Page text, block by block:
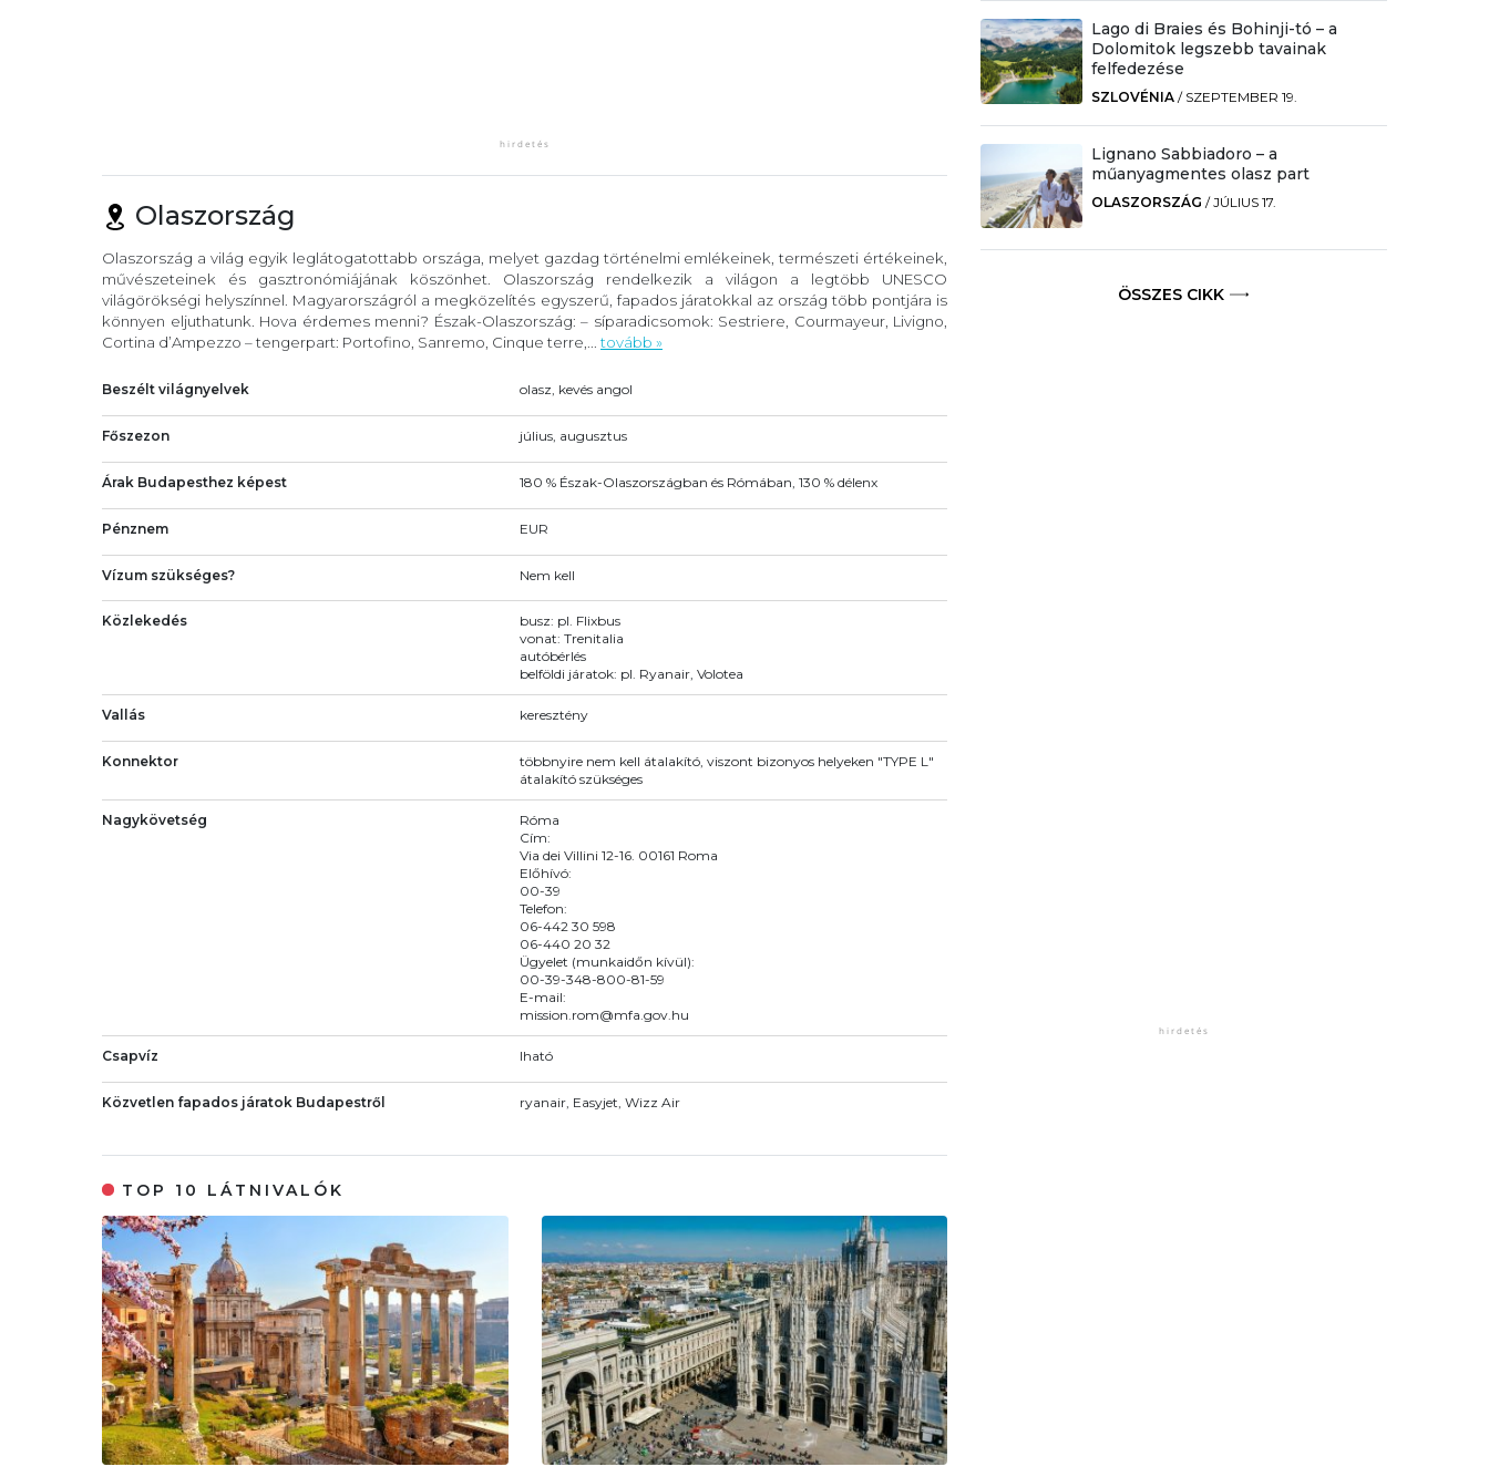
Olaszország
Olaszország a világ egyik leglátogatottabb országa, melyet gazdag történelmi emlékeinek, természeti értékeinek,
művészeteinek és gasztronómiájának köszönhet. Olaszország rendelkezik a világon a legtöbb UNESCO
világörökségi helyszínnel. Magyarországról a megközelítés egyszerű, fapados járatokkal az ország több pontjára is
könnyen eljuthatunk. Hova érdemes menni? Észak-Olaszország: – síparadicsomok: Sestriere, Courmayeur, Livigno,
Cortina d’Ampezzo – tengerpart: Portofino, Sanremo, Cinque terre,... tovább »
Beszélt világnyelvek olasz, kevés angol
Főszezon július, augusztus
Árak Budapesthez képest 180 % Észak-Olaszországban és Rómában, 130 % délenx
Pénznem EUR
Vízum szükséges? Nem kell
Közlekedés
busz: pl. Flixbus
vonat: Trenitalia
autóbérlés
belföldi járatok: pl. Ryanair, Volotea
Vallás keresztény
Konnektor
többnyire nem kell átalakító, viszont bizonyos helyeken "TYPE L"
átalakító szükséges
Nagykövetség
Róma
Cím:
Via dei Villini 12-16. 00161 Roma
Előhívó:
00-39
Telefon:
06-442 30 598
06-440 20 32
Ügyelet (munkaidőn kívül):
00-39-348-800-81-59
E-mail:
mission.rom@mfa.gov.hu
Csapvíz Iható
Közvetlen fapados járatok Budapestről ryanair, Easyjet, Wizz Air
TOP 10 LÁTNIVALÓK
Lago di Braies és Bohinji-tó – a
Dolomitok legszebb tavainak
felfedezése
SZLOVÉNIA / SZEPTEMBER 19.
Lignano Sabbiadoro – a
műanyagmentes olasz part
OLASZORSZÁG /JÚLIUS 17.
ÖSSZES CIKK